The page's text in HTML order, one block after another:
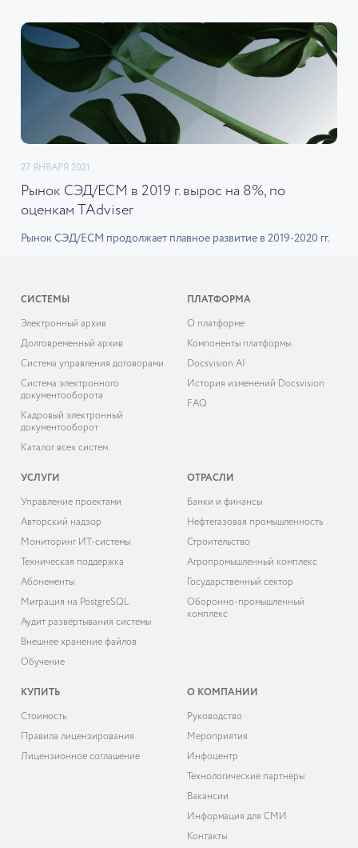
27 ЯНВАРЯ 2021
Рынок СЭД/ECM в 2019 г. вырос на 8%, по
оценкам TAdviser
Рынок СЭД/ECM продолжает плавное развитие в 2019-2020 гг.
СИСТЕМЫ
Электронный архив
Долговременный архив
Система управления договорами
Система электронного
документооборота
Кадровый электронный
документооборот
Каталог всех систем
ПЛАТФОРМА
О платформе
Компоненты платформы
Docsvision AI
История изменений Docsvision
FAQ
УСЛУГИ
Управление проектами
Авторский надзор
Мониторинг ИТ-системы
Техническая поддержка
Абонементы
Миграция на PostgreSQL
Аудит развёртывания системы
Внешнее хранение файлов
Обучение
ОТРАСЛИ
Банки и финансы
Нефтегазовая промышленность
Строительство
Агропромышленный комплекс
Государственный сектор
Оборонно-промышленный
комплекс
КУПИТЬ
Cтоимость
Правила лицензирования
Лицензионное соглашение
О КОМПАНИИ
Руководство
Мероприятия
Инфоцентр
Технологические партнёры
Вакансии
Информация для СМИ
Контакты